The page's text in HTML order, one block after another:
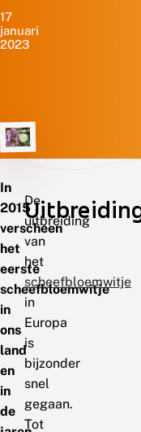
17
januari
2023
In
2015
verscheen
het
eerste
scheefbloemwitje
in
ons
land
en
in
de
De
uitbreiding
van
het
scheefbloemwitje
in
Europa
is
bijzonder
snel
gegaan.
Tot